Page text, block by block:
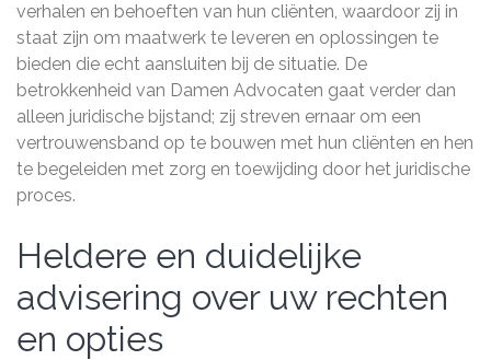
verhalen en behoeften van hun cliënten, waardoor zij in
staat zijn om maatwerk te leveren en oplossingen te
bieden die echt aansluiten bij de situatie. De
betrokkenheid van Damen Advocaten gaat verder dan
alleen juridische bijstand; zij streven ernaar om een
vertrouwensband op te bouwen met hun cliënten en hen
te begeleiden met zorg en toewijding door het juridische
proces.
Heldere en duidelijke
advisering over uw rechten
en opties